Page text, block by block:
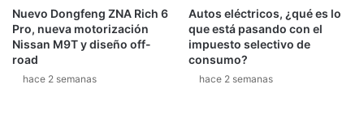
Nuevo Dongfeng ZNA Rich 6
Pro, nueva motorización
Nissan M9T y diseño off-
road
hace 2 semanas
Autos eléctricos, ¿qué es lo
que está pasando con el
impuesto selectivo de
consumo?
hace 2 semanas